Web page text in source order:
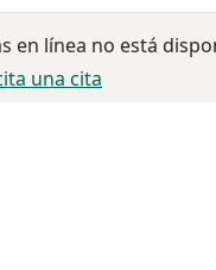
en línea no está
una cita